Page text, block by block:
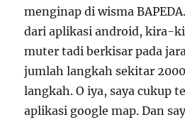
menginap di wisma
dari aplikasi android, kira-
muter tadi berkisar pada
jumlah langkah sekitar
langkah. O iya, saya cukup
aplikasi google map. Dan